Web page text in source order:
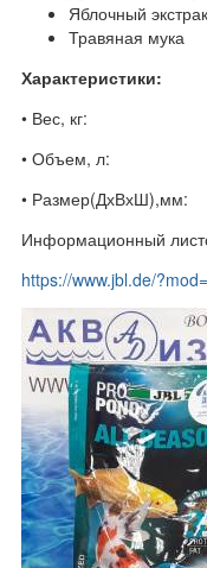
Яблочный
Травяная мука
Характеристики:
• Вес, кг:
• Объем,
•
Информационный
https://www.jbl.de/